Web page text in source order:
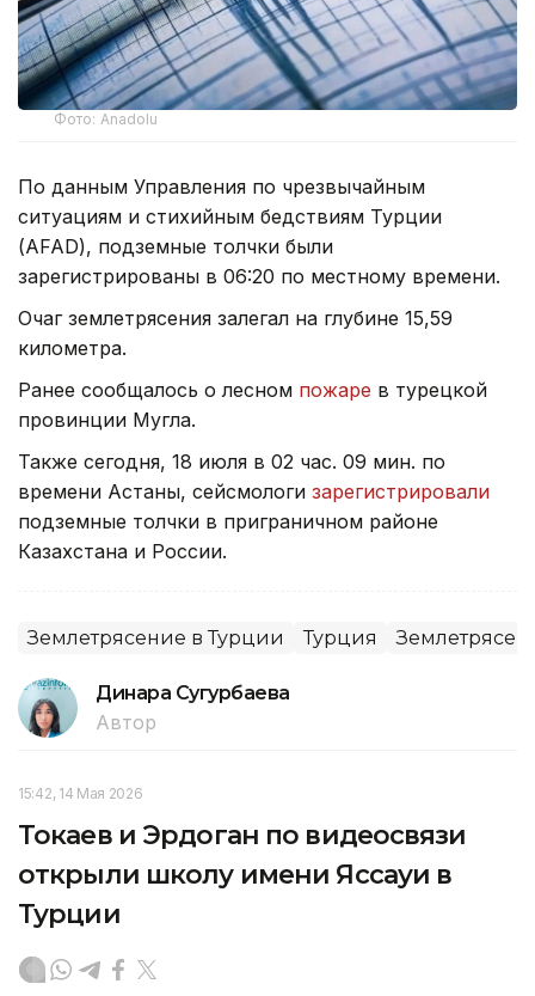
Фото: Anadolu
По данным Управления по чрезвычайным
ситуациям и стихийным бедствиям Турции
(AFAD), подземные толчки были
зарегистрированы в 06:20 по местному времени.
Очаг землетрясения залегал на глубине 15,59
километра.
Ранее сообщалось о лесном пожаре в турецкой
провинции Мугла.
Также сегодня, 18 июля в 02 час. 09 мин. по
времени Астаны, сейсмологи зарегистрировали
подземные толчки в приграничном районе
Казахстана и России.
Землетрясение в Турции Турция
Динара Сугурбаева
Автор
15:42, 14 Мая 2026
Токаев и Эрдоган по видеосвязи
открыли школу имени Яссауи в
Турции